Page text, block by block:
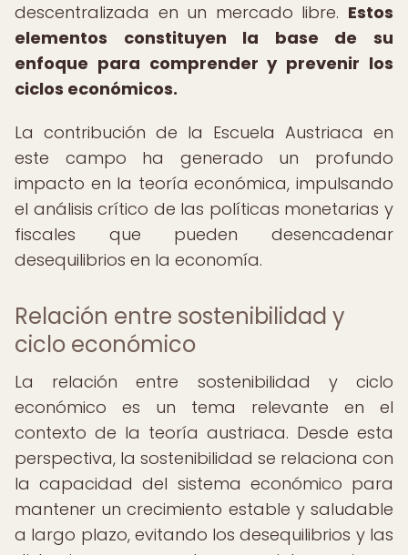
descentralizada en un mercado libre. Estos
elementos constituyen la base de su
enfoque para comprender y prevenir los
ciclos económicos.
La contribución de la Escuela Austriaca en
este campo ha generado un profundo
impacto en la teoría económica, impulsando
el análisis crítico de las políticas monetarias y
fiscales que pueden desencadenar
desequilibrios en la economía.
Relación entre sostenibilidad y
ciclo económico
La relación entre sostenibilidad y ciclo
económico es un tema relevante en el
contexto de la teoría austriaca. Desde esta
perspectiva, la sostenibilidad se relaciona con
la capacidad del sistema económico para
mantener un crecimiento estable y saludable
a largo plazo, evitando los desequilibrios y las